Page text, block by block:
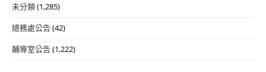
未分類(1,285)
總務處公告(42)
輔導室公告(1,222)